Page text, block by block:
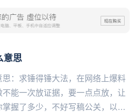
意思
：求锤得锤大法，在网络上爆料
能一次放证据，要一点点放，让
握了多少，不好写稿公关，以免